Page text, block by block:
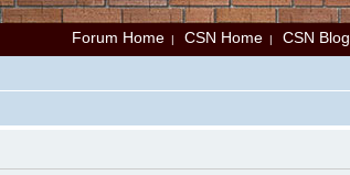
Forum Home | CSN Home | CSN Blog